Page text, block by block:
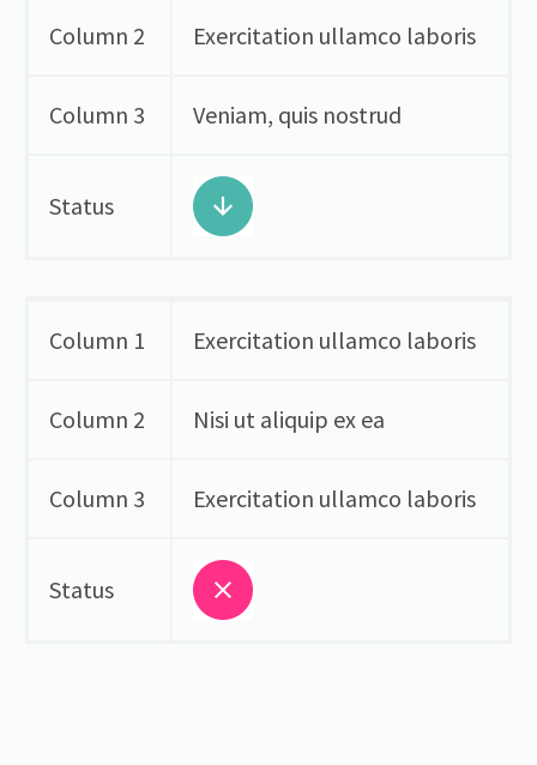
Column 2 Exercitation ullamco laboris
Column 3 Veniam, quis nostrud
Status
Column 1 Exercitation ullamco laboris
Column 2 Nisi ut aliquip ex ea
Column 3 Exercitation ullamco laboris
Status